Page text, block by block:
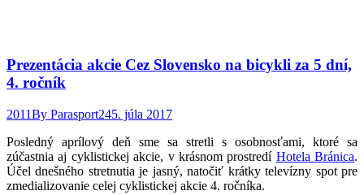
Prezentácia akcie Cez Slovensko na bicykli za 5 dní,
4. ročník
2011By Parasport245. júla 2017
Posledný aprílový deň sme sa stretli s osobnosťami, ktoré sa
zúčastnia aj cyklistickej akcie, v krásnom prostredí Hotela Bránica.
Účel dnešného stretnutia je jasný, natočiť krátky televízny spot pre
zmedializovanie celej cyklistickej akcie 4. ročníka.